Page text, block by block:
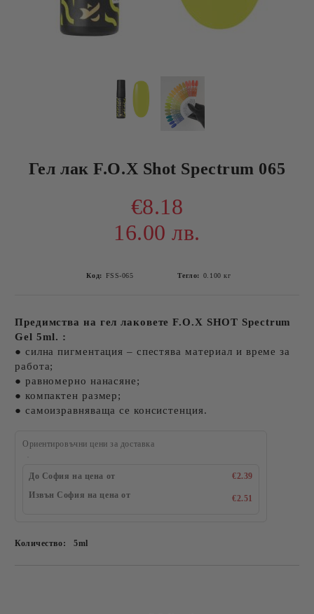
Гел лак F.O.X Shot Spectrum 065
€8.18
16.00 лв.
Код: FSS-065 Тегло: 0.100 кг
Предимства на гел лаковете F.O.X SHOT Spectrum
Gel 5ml. :
● силна пигментация – спестява материал и време за
работа;
● равномерно нанасяне;
● компактен размер;
● самоизравняваща се консистенция.
Ориентировъчни цени за доставка
До София на цена от
€2.39
Извън София на цена от
€2.51
Количество: 5ml